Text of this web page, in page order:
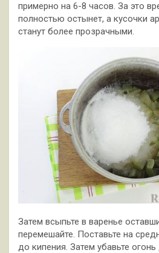
примерно на 6-8 часов. За это
полностью остынет, а кусочки
станут более прозрачными.
Затем всыпьте в варенье
перемешайте. Поставьте на
до кипения. Затем убавьте